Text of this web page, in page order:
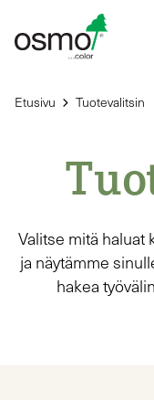
sisältöön
Etusivu Tuotevalitsin
Valitse mitä haluat
ja näytämme
hakea